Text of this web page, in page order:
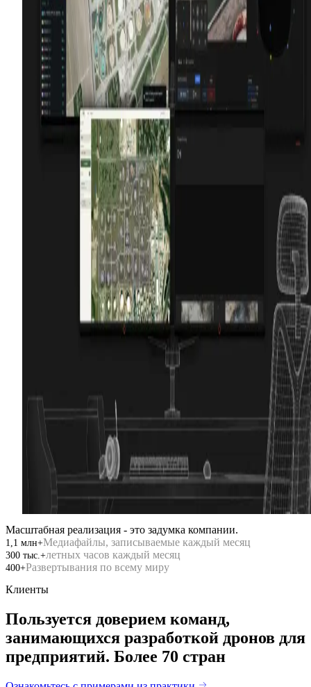
Безопасность
Проверка
Масштабная реализация - это задумка компании.
1,1 млн+Медиафайлы, записываемые каждый месяц
300 тыс.+летных часов каждый месяц
400+Развертывания по всему миру
Клиенты
Пользуется доверием команд,
занимающихся разработкой дронов для
предприятий. Более 70 стран